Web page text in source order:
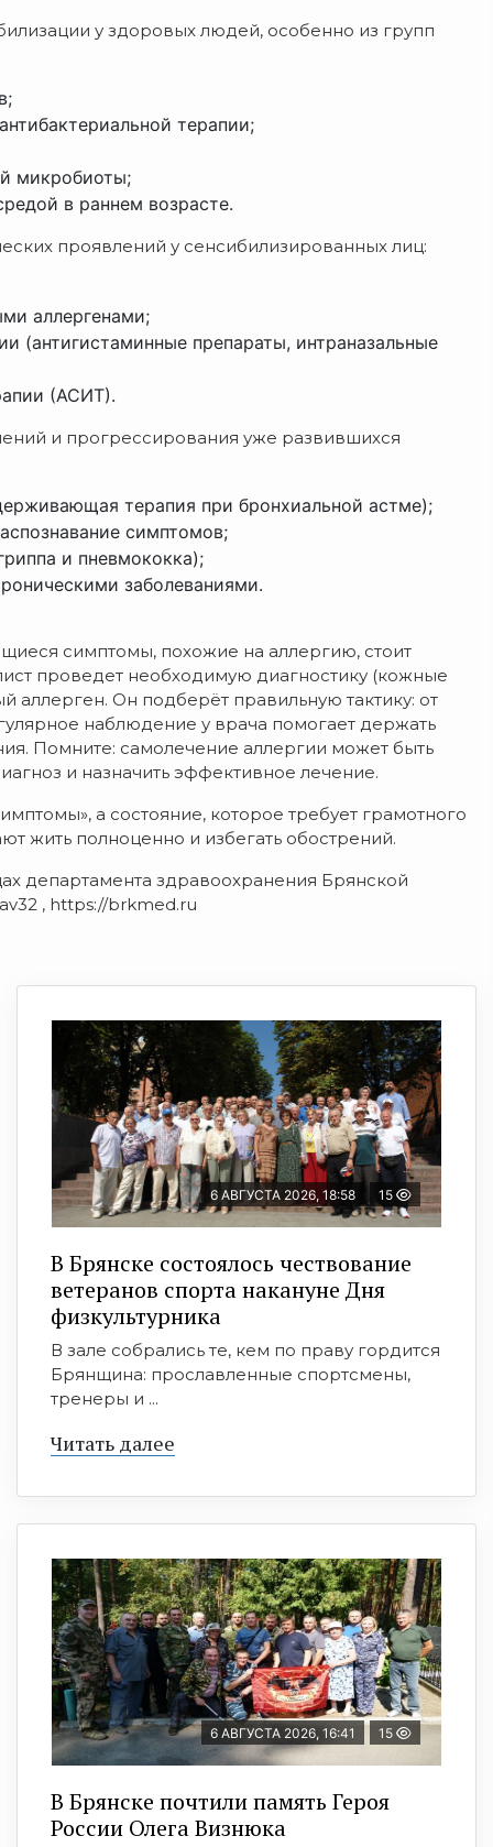
у здоровых людей, особенно из групп
терапии;
микробиоты;
в раннем возрасте.
проявлений у сенсибилизированных лиц:
аллергенами;
(антигистаминные препараты, интраназальные
(АСИТ).
и прогрессирования уже развившихся
терапия при бронхиальной астме);
симптомов;
и пневмококка);
заболеваниями.
симптомы, похожие на аллергию, стоит
проведет необходимую диагностику (кожные
Он подберёт правильную тактику: от
наблюдение у врача помогает держать
Помните: самолечение аллергии может быть
и назначить эффективное лечение.
а состояние, которое требует грамотного
жить полноценно и избегать обострений.
департамента здравоохранения Брянской
, https://brkmed.ru
6 АВГУСТА 2026, 18:58 15
В Брянске состоялось чествование
ветеранов спорта накануне Дня
физкультурника
В зале собрались те, кем по праву гордится
Брянщина: прославленные спортсмены,
тренеры и ...
Читать далее
6 АВГУСТА 2026, 16:41 15
В Брянске почтили память Героя
России Олега Визнюка